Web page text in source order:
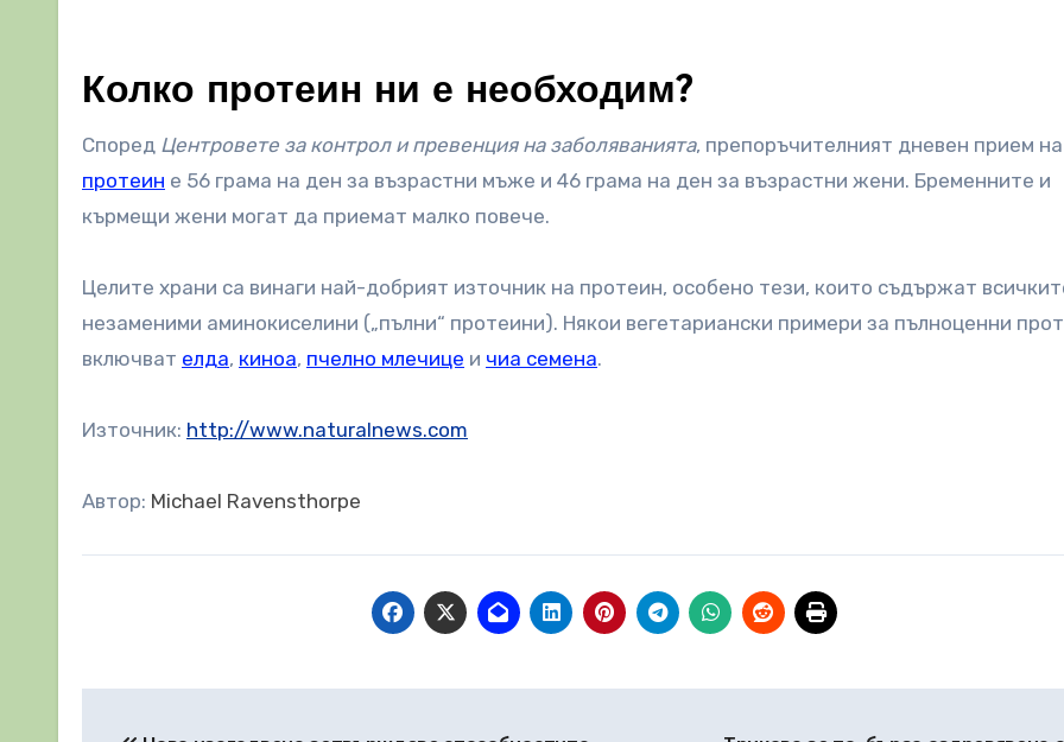
Колко протеин ни е необходим?
Според Центровете за контрол и превенция на заболяванията, препоръчителният дневен прием на
протеин е 56 грама на ден за възрастни мъже и 46 грама на ден за възрастни жени. Бременните и
кърмещи жени могат да приемат малко повече.
Целите храни са винаги най-добрият източник на протеин, особено тези, които съдържат
незаменими аминокиселини („пълни“ протеини). Някои вегетариански примери за пълноценни
включват елда, киноа, пчелно млечице и чиа семена.
Източник: http://www.naturalnews.com
Автор: Michael Ravensthorpe